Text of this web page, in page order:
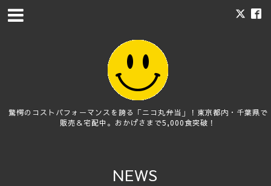
驚愕のコストパフォーマンスを誇る「ニコ丸弁当」！東京都内・千葉県で
販売＆宅配中。おかげさまで5,000食突破！
NEWS